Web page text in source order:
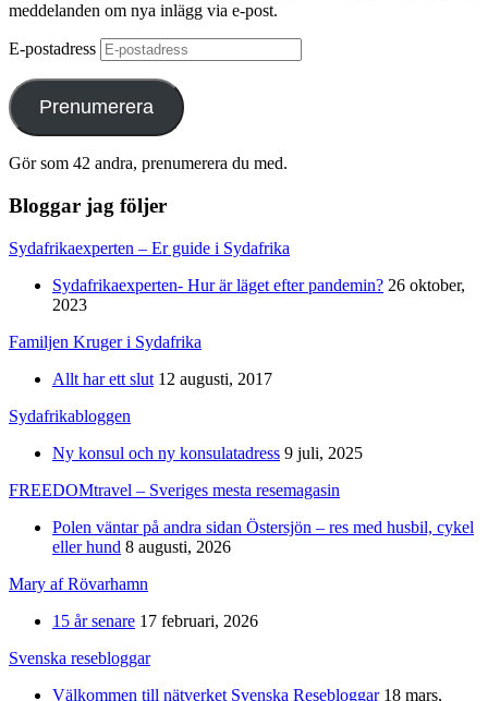
meddelanden om nya inlägg via e-post.
E-postadress
Prenumerera
Gör som 42 andra, prenumerera du med.
Bloggar jag följer
Sydafrikaexperten – Er guide i Sydafrika
Sydafrikaexperten- Hur är läget efter pandemin? 26 oktober,
2023
Familjen Kruger i Sydafrika
Allt har ett slut 12 augusti, 2017
Sydafrikabloggen
Ny konsul och ny konsulatadress 9 juli, 2025
FREEDOMtravel – Sveriges mesta resemagasin
Polen väntar på andra sidan Östersjön – res med husbil, cykel
eller hund 8 augusti, 2026
Mary af Rövarhamn
15 år senare 17 februari, 2026
Svenska resebloggar
Välkommen till nätverket Svenska Resebloggar 18 mars,